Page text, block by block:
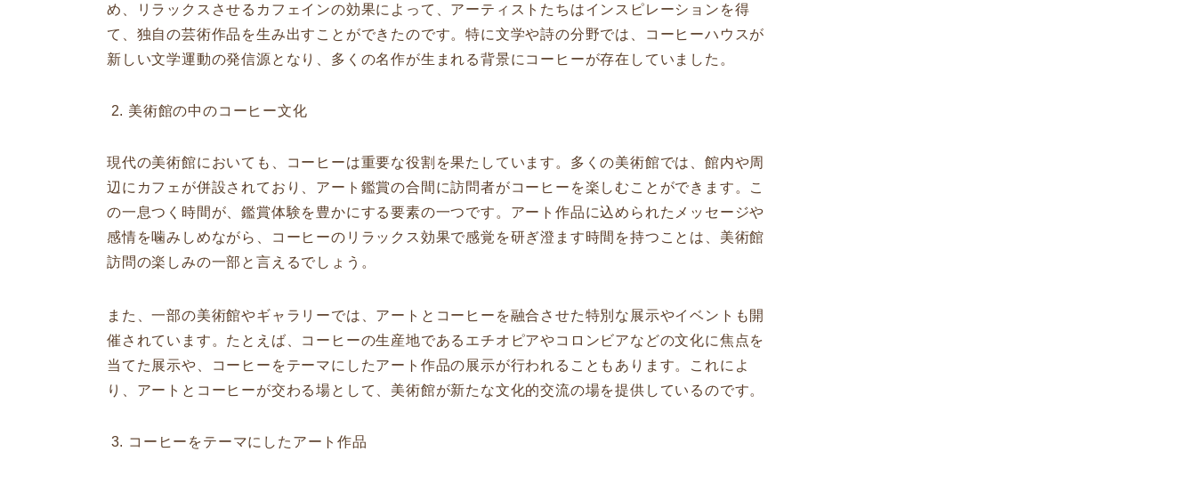
め、リラックスさせるカフェインの効果によって、アーティストたちはインスピレーションを得
て、独自の芸術作品を生み出すことができたのです。特に文学や詩の分野では、コーヒーハウスが
新しい文学運動の発信源となり、多くの名作が生まれる背景にコーヒーが存在していました。
美術館の中のコーヒー文化
現代の美術館においても、コーヒーは重要な役割を果たしています。多くの美術館では、館内や周
辺にカフェが併設されており、アート鑑賞の合間に訪問者がコーヒーを楽しむことができます。こ
の一息つく時間が、鑑賞体験を豊かにする要素の一つです。アート作品に込められたメッセージや
感情を噛みしめながら、コーヒーのリラックス効果で感覚を研ぎ澄ます時間を持つことは、美術館
訪問の楽しみの一部と言えるでしょう。
また、一部の美術館やギャラリーでは、アートとコーヒーを融合させた特別な展示やイベントも開
催されています。たとえば、コーヒーの生産地であるエチオピアやコロンビアなどの文化に焦点を
当てた展示や、コーヒーをテーマにしたアート作品の展示が行われることもあります。これによ
り、アートとコーヒーが交わる場として、美術館が新たな文化的交流の場を提供しているのです。
コーヒーをテーマにしたアート作品